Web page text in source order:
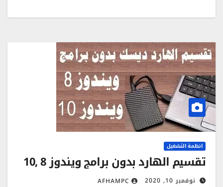
انظمة التشغيل
تقسيم الهارد بدون برامج ويندوز 8 ,10
نوفمبر 10, 2020 AFHAMPC